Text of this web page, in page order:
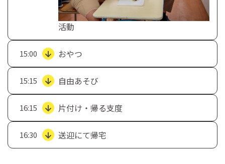
活動
15:00 おやつ
15:15 自由あそび
16:15 片付け・帰る支度
16:30 送迎にて帰宅